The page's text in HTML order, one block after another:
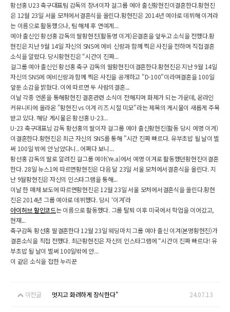
황선홍 U23 축구대표팀 감독의 장녀이자 걸그룹 예아 출신황현진이결혼한다.황현진
은 12월 23일 서울 모처에서결혼식을 올린다.황현진은 2014년 예아로 데뷔해 이겨라
는 이름으로 활동했으나, 팀 해체 후 연예계...
예아 출신인 황선홍 감독의 딸황현진(활동명 이겨)은결혼을 앞두고 소식을 전했다.황
현진은 지난 9월 14일 자신의 SNS에 예비 신랑과 함께 찍은 사진을 전하며 직접결혼
소식을 알렸다. 당시황현진은 “시간이 진짜...
걸그룹 예아 출신인 황선홍 축구 감독의 딸황현진이결혼한다.황현진은 지난 9월 14일
자신의 SNS에 예비신랑과 함께 찍은 사진을 공개하고 "D-100"이라며결혼을 100일
앞둔 소감을 밝혔다. 이에 따르면 두 사람의결혼...
이날 각종 언론을 통해황현진 결혼관련 소식이 전해지며 화제가 되는 가운데, 온라인
커뮤니티에 올라온 "황현진 vs 이겨 리즈 시절 미모"라는 제목의 게시물이 새롭게 주목
받고 있다. 해당 게시물은 황선홍 U-23...
U-23 축구대표님 감독 황선홍의 딸이자 걸그룹 예아 출신황현진(활동 당시 예명 이겨)
이결혼한다.황현진은 최근 자신의 SNS를 통해 "시간 진짜 빠르다. 유부초밥 될 날이 벌
써 100일 밖에 안 남았다니.. 어쩌다 보니...
황선홍 감독의 딸로 알려진 걸그룹 예아(Ye.a)에서 예명 이겨로 활동했던황현진이결혼
한다. 28일 뉴스1에 따르면황현진은 다음 달 23일 서울 모처에서결혼식을 올린다. 지
난 9월황현진은 자신의 인스타그램을 통해...
이날 한 매체 보도에 따르면황현진은 12월 23일 서울 모처에서결혼식을 올린다.황현
진은 2014년 그룹 예아로 데뷔했다. 당시 ‘이겨’라
아이허브 할인코드는 이름으로 활동했다. 그룹 탈퇴 이후 미국에서 학업을 이어갔고,
현재...
축구감독 황선홍 딸결혼한다 12월 23일 웨딩마치 그룹 예아 출신 이겨(본명황현진)가
결혼소식을 직접 전했다. 최근황현진은 자신의 인스타그램에 “시간이 진짜 빠르다! 유
부초밥 될 날이 벌써 100일밖에 안...
이 같은 소식을 접한 누리꾼
이전글 멋지고 화려하게 장식한다" 24.07.13